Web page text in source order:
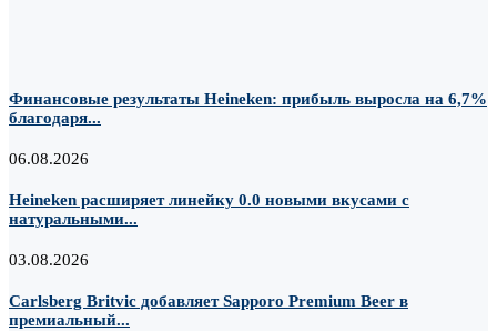
Финансовые результаты Heineken: прибыль выросла на 6,7%
благодаря...
06.08.2026
Heineken расширяет линейку 0.0 новыми вкусами с
натуральными...
03.08.2026
Carlsberg Britvic добавляет Sapporo Premium Beer в
премиальный...